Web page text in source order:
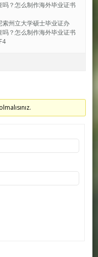
？怎么制作海外毕业证书
索州立大学硕士毕业证办
？怎么制作海外毕业证书